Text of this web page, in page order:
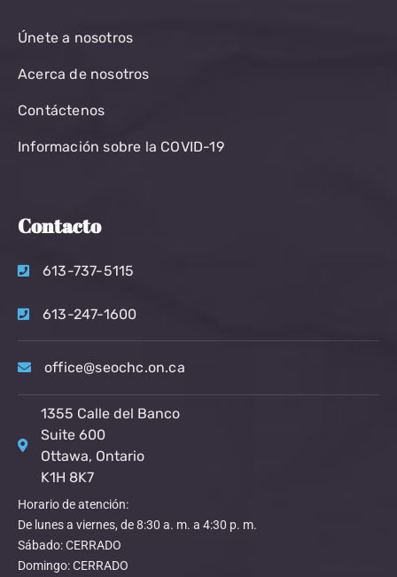
Únete a nosotros
Acerca de nosotros
Contáctenos
Información sobre la COVID-19
Contacto
613-737-5115
613-247-1600
office@seochc.on.ca
1355 Calle del Banco
Suite 600
Ottawa, Ontario
K1H 8K7
Horario de atención:
De lunes a viernes, de 8:30 a. m. a 4:30 p. m.
Sábado: CERRADO
Domingo: CERRADO